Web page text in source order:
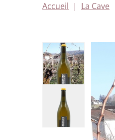
Accueil La Cave